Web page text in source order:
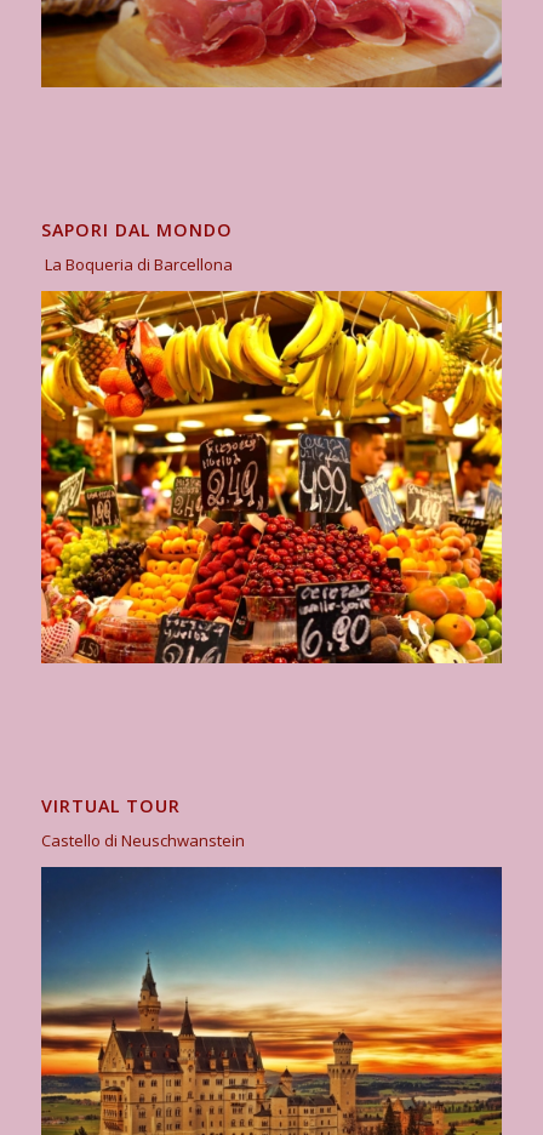
SAPORI DAL MONDO
La Boqueria di Barcellona
VIRTUAL TOUR
Castello di Neuschwanstein